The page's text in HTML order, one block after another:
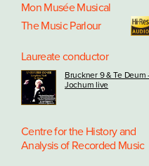
Mon Musée Musical
The Music Parlour
Laureate conductor
Bruckner 9 & Te Deum
Jochum live
Centre for the History and
Analysis of Recorded Music